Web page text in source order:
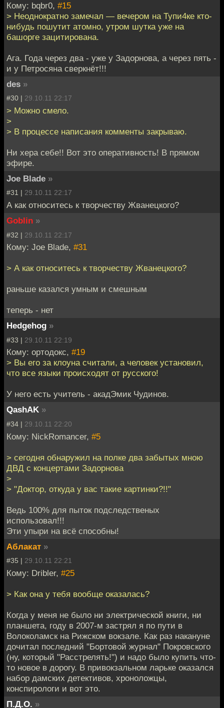
Кому: bqbr0, #15
> Неоднократно замечал — вечером на Тупи4ке кто-
нибудь пошутит атомно, утром шутка уже на
башорге зацитирована.
Ага. Года через два - уже у Задорнова, а через пять -
и у Петросяна сверкнёт!!!
des »
#30 | 29.10.11 22:17
> Можно смело.
>
> В процессе написания комменты закрываю.
Ни хера себе!! Вот это оперативность! В прямом
эфире.
Joe Blade »
#31 | 29.10.11 22:17
А как относитесь к творчеству Жванецкого?
Goblin »
#32 | 29.10.11 22:17
Кому: Joe Blade, #31
> А как относитесь к творчеству Жванецкого?
раньше казался умным и смешным
теперь - нет
Hedgehog »
#33 | 29.10.11 22:19
Кому: ортодокс, #19
> Вы его за клоуна считали, а человек установил,
что все языки происходят от русского!
У него есть учитель - акадЭмик Чудинов.
QashAK »
#34 | 29.10.11 22:20
Кому: NickRomancer, #5
> сегодня обнаружил на полке два забытых мною
ДВД с концертами Задорнова
>
> "Доктор, откуда у вас такие картинки?!!"
Ведь 100% для пыток подследственых
использовал!!!
Эти упыри на всё способны!
Аблакат »
#35 | 29.10.11 22:21
Кому: Dribler, #25
> Как она у тебя вообще оказалась?
Когда у меня не было ни электрической книги, ни
планшета, году в 2007-м застрял я по пути в
Волоколамск на Рижском вокзале. Как раз накануне
дочитал последний "Бортовой журнал" Покровского
(ну, который "Расстрелять!") и надо было купить что-
то новое в дорогу. В привокзальном ларьке оказался
набор дамских детективов, хроноложцы,
конспирологи и вот это.
П.Д.О. »